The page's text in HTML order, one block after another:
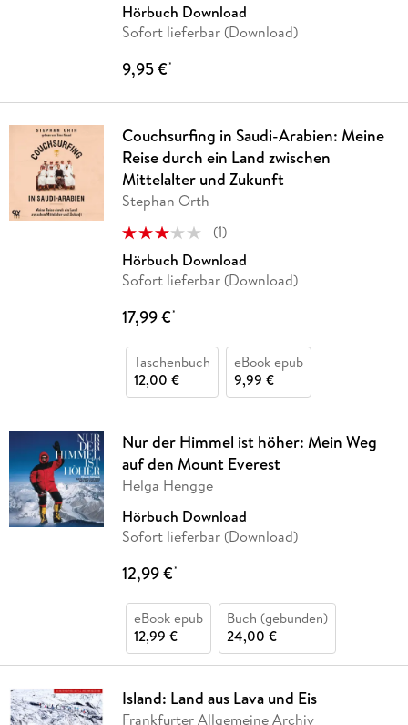
Hörbuch Download
Sofort lieferbar (Download)
9,95 €*
Couchsurfing in Saudi-Arabien: Meine
Reise durch ein Land zwischen
Mittelalter und Zukunft
Stephan Orth
(1)
Hörbuch Download
Sofort lieferbar (Download)
17,99 €*
Taschenbuch
12,00 €
eBook epub
9,99 €
Nur der Himmel ist höher: Mein Weg
auf den Mount Everest
Helga Hengge
Hörbuch Download
Sofort lieferbar (Download)
12,99 €*
eBook epub
12,99 €
Buch (gebunden)
24,00 €
Island: Land aus Lava und Eis
Frankfurter Allgemeine Archiv